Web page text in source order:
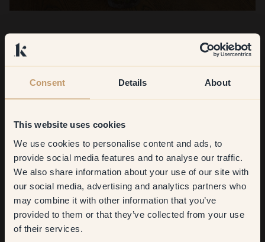
Consent Details About
This website uses cookies
We use cookies to personalise content and ads, to
provide social media features and to analyse our traffic.
We also share information about your use of our site with
our social media, advertising and analytics partners who
may combine it with other information that you’ve
provided to them or that they’ve collected from your use
of their services.
Get10%off your
first order
​But first, which room do you
want to transform?